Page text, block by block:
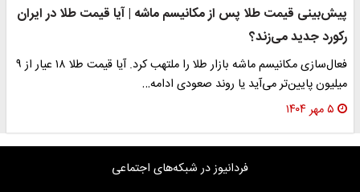
پیش‌بینی قیمت طلا پس از مکانیسم ماشه | آیا قیمت طلا در ایران
رکورد جدید می‌زند؟
فعال‌سازی مکانیسم ماشه بازار طلا را ملتهب کرد. آیا قیمت طلا ۱۸ عیار از ۹
میلیون پایین‌تر می‌آید یا روند صعودی ادامه…
۵ مهر ۱۴۰۴
فردانیوز در شبکه‌های اجتماعی